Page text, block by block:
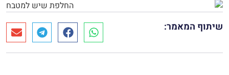
שיתוף המאמר: